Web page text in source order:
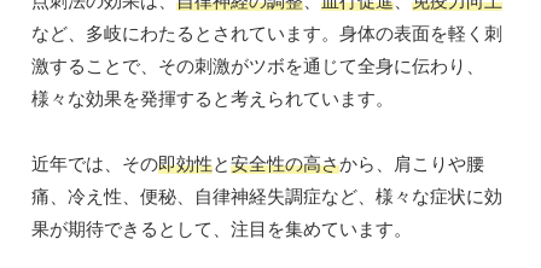
など、多岐にわたるとされています。身体の表面を軽く刺
激することで、その刺激がツボを通じて全身に伝わり、
様々な効果を発揮すると考えられています。
近年では、その即効性と安全性の高さから、肩こりや腰
痛、冷え性、便秘、自律神経失調症など、様々な症状に効
果が期待できるとして、注目を集めています。